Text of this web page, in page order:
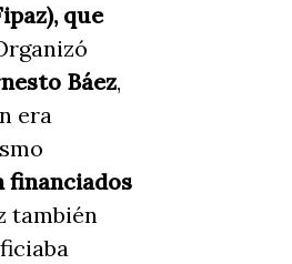
que
Báez,
era
financiados
también